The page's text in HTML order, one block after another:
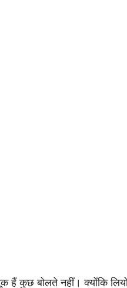
हैं कुछ बोलते नहीं। क्योंकि